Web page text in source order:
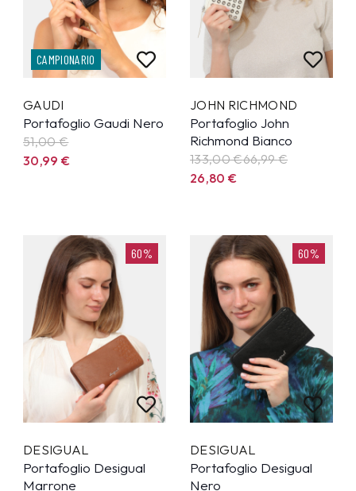
CAMPIONARIO
GAUDI
Portafoglio Gaudi Nero
51,00 €
30,99€
JOHN RICHMOND
Portafoglio John
Richmond Bianco
133,00 €66,99€
26,80€
60%
DESIGUAL
Portafoglio Desigual
Marrone
60%
DESIGUAL
Portafoglio Desigual
Nero